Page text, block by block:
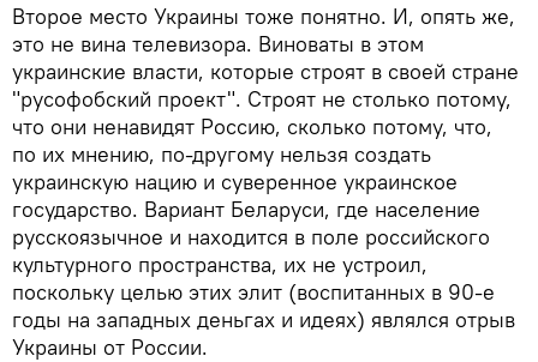
Второе место Украины тоже понятно. И, опять же,
это не вина телевизора. Виноваты в этом
украинские власти, которые строят в своей стране
"русофобский проект". Строят не столько потому,
что они ненавидят Россию, сколько потому, что,
по их мнению, по-другому нельзя создать
украинскую нацию и суверенное украинское
государство. Вариант Беларуси, где население
русскоязычное и находится в поле российского
культурного пространства, их не устроил,
поскольку целью этих элит (воспитанных в 90-е
годы на западных деньгах и идеях) являлся отрыв
Украины от России.